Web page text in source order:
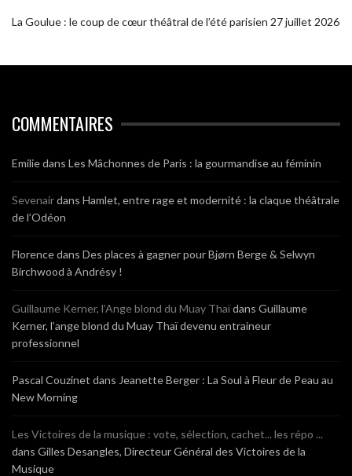
La Goulue : le coup de cœur théâtral de l’été parisien 27 juillet 2026
COMMENTAIRES
Emiliedans Les Mâchonnes de Paris : la gourmandise au féminin
Sevenairdans Hamlet, entre rage et modernité : la claque théâtrale
de l’Odéon
Florencedans Des places à gagner pour Bjørn Berge & Selwyn
Birchwood à Andrésy !
Guillaume Kerner, l’Ange blond du Muay Thaïdans Guillaume
Kerner, l’ange blond du Muay Thaï devenu entraineur
professionnel
Pascal Couzinet dans Jeanette Berger : La Soul à Fleur de Peau au
New Morning
Les Victoires de la musique : vote, sélection, cachet... les répo ...
dans Gilles Desangles, Directeur Général des Victoires de la
Musique